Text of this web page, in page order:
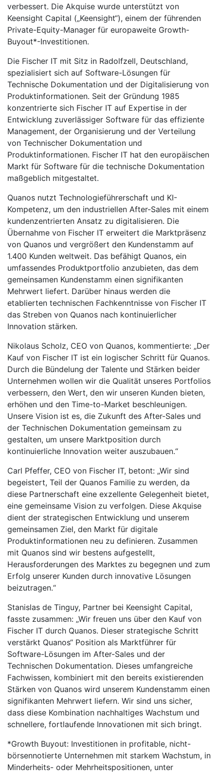
verbessert. Die Akquise wurde unterstützt von
Keensight Capital („Keensight“), einem der führenden
Private-Equity-Manager für europaweite Growth-
Buyout*-Investitionen.
Die Fischer IT mit Sitz in Radolfzell, Deutschland,
spezialisiert sich auf Software-Lösungen für
Technische Dokumentation und der Digitalisierung von
Produktinformationen. Seit der Gründung 1985
konzentrierte sich Fischer IT auf Expertise in der
Entwicklung zuverlässiger Software für das effiziente
Management, der Organisierung und der Verteilung
von Technischer Dokumentation und
Produktinformationen. Fischer IT hat den europäischen
Markt für Software für die technische Dokumentation
maßgeblich mitgestaltet.
Quanos nutzt Technologieführerschaft und KI-
Kompetenz, um den industriellen After-Sales mit einem
kundenzentrierten Ansatz zu digitalisieren. Die
Übernahme von Fischer IT erweitert die Marktpräsenz
von Quanos und vergrößert den Kundenstamm auf
1.400 Kunden weltweit. Das befähigt Quanos, ein
umfassendes Produktportfolio anzubieten, das dem
gemeinsamen Kundenstamm einen signifikanten
Mehrwert liefert. Darüber hinaus werden die
etablierten technischen Fachkenntnisse von Fischer IT
das Streben von Quanos nach kontinuierlicher
Innovation stärken.
Nikolaus Scholz, CEO von Quanos, kommentierte: „Der
Kauf von Fischer IT ist ein logischer Schritt für Quanos.
Durch die Bündelung der Talente und Stärken beider
Unternehmen wollen wir die Qualität unseres Portfolios
verbessern, den Wert, den wir unseren Kunden bieten,
erhöhen und den Time-to-Market beschleunigen.
Unsere Vision ist es, die Zukunft des After-Sales und
der Technischen Dokumentation gemeinsam zu
gestalten, um unsere Marktposition durch
kontinuierliche Innovation weiter auszubauen.“
Carl Pfeffer, CEO von Fischer IT, betont: „Wir sind
begeistert, Teil der Quanos Familie zu werden, da
diese Partnerschaft eine exzellente Gelegenheit bietet,
eine gemeinsame Vision zu verfolgen. Diese Akquise
dient der strategischen Entwicklung und unserem
gemeinsamen Ziel, den Markt für digitale
Produktinformationen neu zu definieren. Zusammen
mit Quanos sind wir bestens aufgestellt,
Herausforderungen des Marktes zu begegnen und zum
Erfolg unserer Kunden durch innovative Lösungen
beizutragen.“
Stanislas de Tinguy, Partner bei Keensight Capital,
fasste zusammen: „Wir freuen uns über den Kauf von
Fischer IT durch Quanos. Dieser strategische Schritt
verstärkt Quanos“ Position als Marktführer für
Software-Lösungen im After-Sales und der
Technischen Dokumentation. Dieses umfangreiche
Fachwissen, kombiniert mit den bereits existierenden
Stärken von Quanos wird unserem Kundenstamm einen
signifikanten Mehrwert liefern. Wir sind uns sicher,
dass diese Kombination nachhaltiges Wachstum und
schnellere, fortlaufende Innovationen mit sich bringt.
*Growth Buyout: Investitionen in profitable, nicht-
börsennotierte Unternehmen mit starkem Wachstum, in
Minderheits- oder Mehrheitspositionen, unter